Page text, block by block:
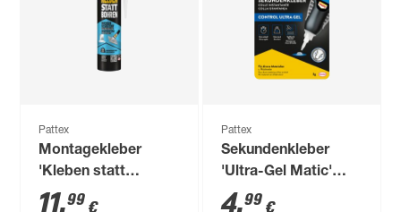
Pattex
Montagekleber
'Kleben statt
Bohren' weiß 450 g
11,99 €
Pattex
Sekundenkleber
'Ultra-Gel Matic'
transparent 3 g
4,99 €